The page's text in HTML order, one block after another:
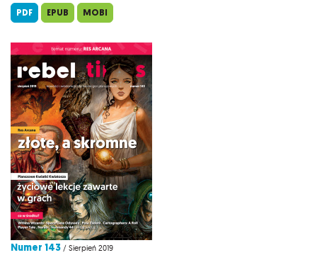
PDF EPUB MOBI
Numer 143 / Sierpień 2019